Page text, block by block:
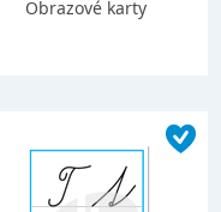
Obrazové karty